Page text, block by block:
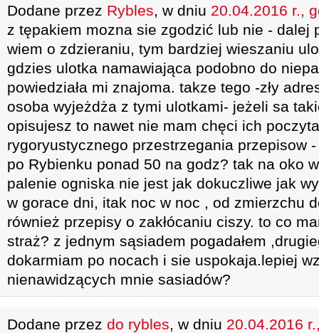
Dodane przez Rybles, w dniu 20.04.2016 r.,
z tępakiem mozna sie zgodzić lub nie - dalej
wiem o zdzieraniu, tym bardziej wieszaniu
gdzies ulotka namawiająca podobno do
powiedziała mi znajoma. takze tego -zły
osoba wyjeżdża z tymi ulotkami- jeżeli sa
opisujesz to nawet nie mam chęci ich
rygoryustycznego przestrzegania przepisow
po Rybienku ponad 50 na godz? tak na oko
palenie ogniska nie jest jak dokuczliwe jak
w gorace dni, itak noc w noc , od zmierzchu
również przepisy o zakłócaniu ciszy. to co
straż? z jednym sąsiadem pogadałem
dokarmiam po nocach i sie uspokaja.lepiej
nienawidzących mnie sasiadów?
Dodane przez do rybles, w dniu 20.04.2016